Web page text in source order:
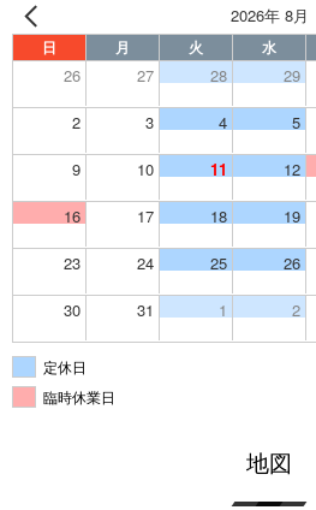
2026年 8月
日 月 火 水
26 27 28 29
2 3 4 5
9 10 11 12
16 17 18 19
23 24 25 26
30 31 1 2
定休日
臨時休業日
地図